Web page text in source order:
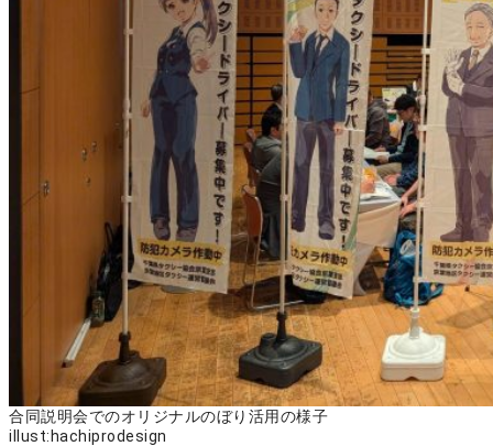
合同説明会でのオリジナルのぼり活用の様子
illust:hachiprodesign